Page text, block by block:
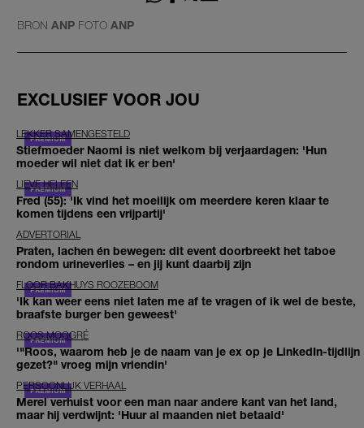
BRON ANP FOTO ANP
EXCLUSIEF VOOR JOU
LEKKER SAMENGESTELD
Stiefmoeder Naomi is niet welkom bij verjaardagen: 'Hun
moeder wil niet dat ik er ben'
LIEVE HELEEN
Fred (55): 'Ik vind het moeilijk om meerdere keren klaar te
komen tijdens een vrijpartij'
ADVERTORIAL
Praten, lachen én bewegen: dit event doorbreekt het taboe
rondom urineverlies – en jij kunt daarbij zijn
FLOOR BAKHUYS ROOZEBOOM
'Ik kan weer eens niet laten me af te vragen of ik wel de beste,
braafste burger ben geweest'
ROOS MOGGRÉ
'"Roos, waarom heb je de naam van je ex op je LinkedIn-tijdlijn
gezet?" vroeg mijn vriendin'
PERSOONLIJK VERHAAL
Merel verhuist voor een man naar andere kant van het land,
maar hij verdwijnt: 'Huur al maanden niet betaald'